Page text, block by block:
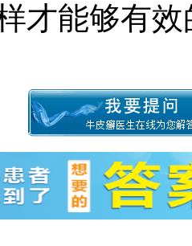
才能够有